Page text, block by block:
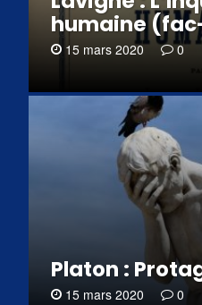
humaine
15 mars 2020 0
Platon :
15 mars 2020 0